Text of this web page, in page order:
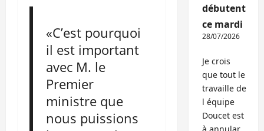
«C’est pourquoi
il est important
avec M. le
Premier
ministre que
nous puissions
débutent
ce mardi
28/07/2026
Je crois
que tout le
travaille de
l équipe
Doucet est